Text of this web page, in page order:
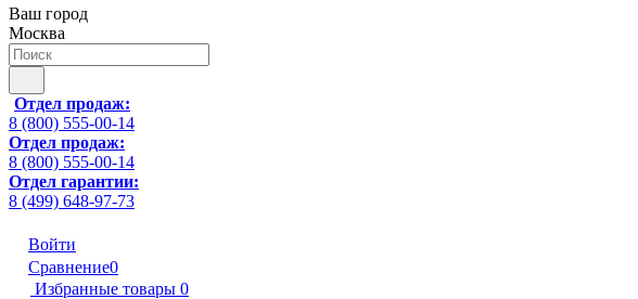
Ваш город
Москва
Отдел продаж:
8 (800) 555-00-14
Отдел продаж:
8 (800) 555-00-14
Отдел гарантии:
8 (499) 648-97-73
Войти
Сравнение0
Избранные товары 0